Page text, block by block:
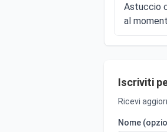
Astuccio
al
Iscriviti
Ricevi
Nome